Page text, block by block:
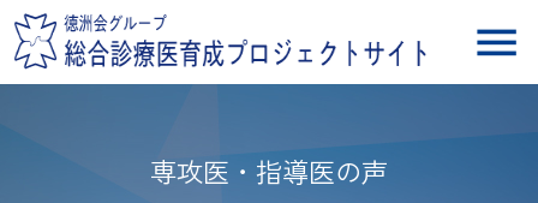
専攻医・指導医の声